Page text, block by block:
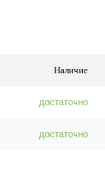
Наличие
достаточно
достаточно